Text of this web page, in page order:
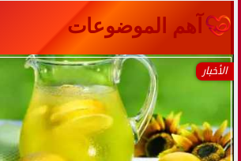
آهم الموضوعات
الأخبار